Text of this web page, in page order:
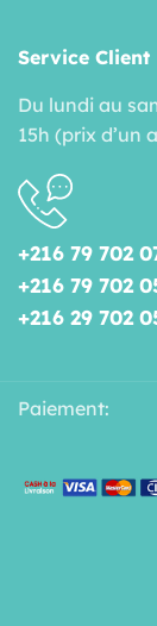
Service Client
Du lundi au
15h (prix d’un
+216 79 702
+216 79 702
+216 29 702
Paiement: